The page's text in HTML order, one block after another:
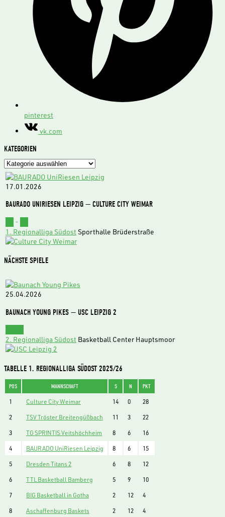
pinterest
vk.com
KATEGORIEN
Kategorien
17.01.2026
BAURADO UNIRIESEN LEIPZIG — CULTURE CITY WEIMAR
-
1. Regionalliga Südost Sporthalle Brüderstraße
NÄCHSTE SPIELE
25.04.2026
BAUNACH YOUNG PIKES — USC LEIPZIG 2
2. Regionalliga Südost Basketball Center Hauptsmoor
TABELLE 1. REGIONALLIGA SÜDOST 2025/26
POS MANNSCHAFT S N PKT
1 Culture City Weimar 14 0
28
2
TSV Tröster Breitengüßbach 11 3
22
3
TG SPRINTIS Veitshöchheim 8 6
16
4
BAURADO UniRiesen Leipzig 8 6
15
5
Dresden Titans 2 6 8
12
6
TTL Basketball Bamberg 5 9
10
7
BIG Basketball in Gotha 2 12
4
8
Aschaffenburg Baskets 2 12 4